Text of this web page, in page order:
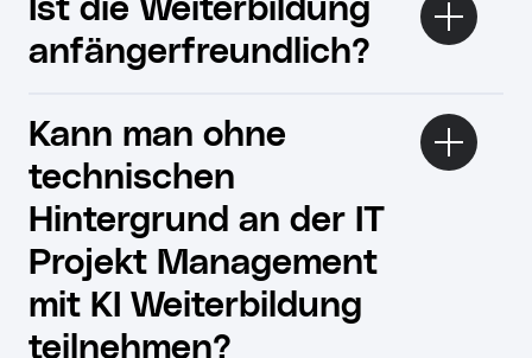
Ist die Weiterbildung
anfängerfreundlich?
Kann man ohne
technischen
Hintergrund an der IT
Projekt Management
mit KI Weiterbildung
teilnehmen?